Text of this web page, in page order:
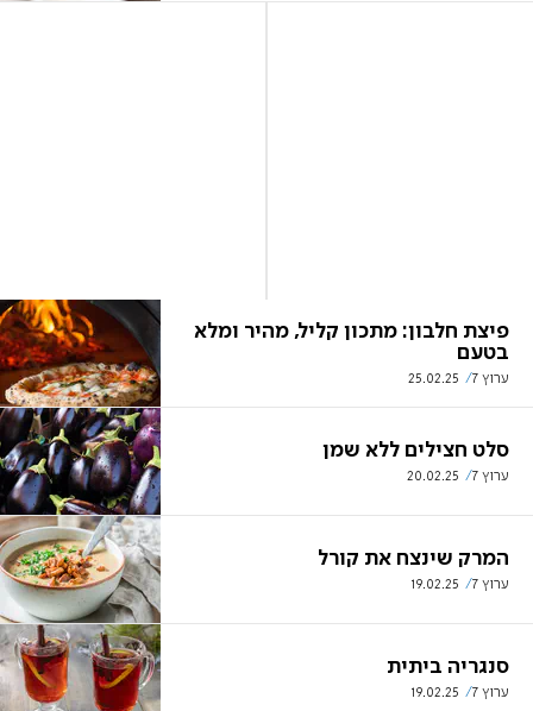
פיצת חלבון: מתכון קליל, מהיר ומלא
בטעם
ערוץ 7 25.02.25
סלט חצילים ללא שמן
ערוץ 7 20.02.25
המרק שינצח את קורל
ערוץ 7 19.02.25
סנגריה ביתית
ערוץ 7 19.02.25